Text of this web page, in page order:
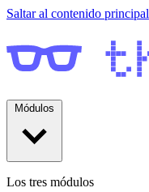
Saltar al contenido principal
Los tres módulos